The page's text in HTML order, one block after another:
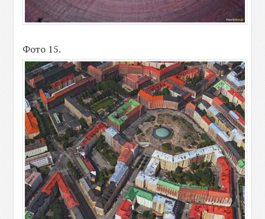
Фото 15.